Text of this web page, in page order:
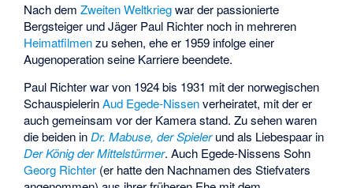
Nach demZweiten Weltkriegwar der passionierte
Bergsteiger und Jäger Paul Richter noch in mehreren
Heimatfilmenzu sehen, ehe er 1959 infolge einer
Augenoperation seine Karriere beendete.
Paul Richter war von 1924 bis 1931 mit der norwegischen
SchauspielerinAud Egede-Nissenverheiratet, mit der er
auch gemeinsam vor der Kamera stand. Zu sehen waren
die beiden inDr. Mabuse, der Spielerund als Liebespaar in
Der König der Mittelstürmer. Auch Egede-Nissens Sohn
Georg Richter (er hatte den Nachnamen des Stiefvaters